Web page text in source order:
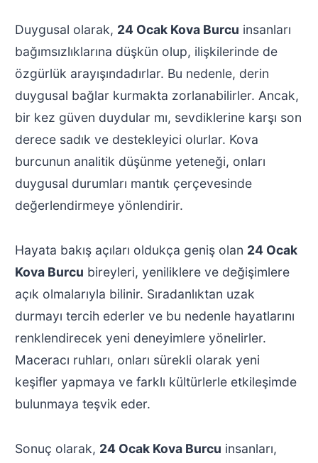
Duygusal olarak, 24 Ocak Kova Burcu insanları
bağımsızlıklarına düşkün olup, ilişkilerinde de
özgürlük arayışındadırlar. Bu nedenle, derin
duygusal bağlar kurmakta zorlanabilirler. Ancak,
bir kez güven duydular mı, sevdiklerine karşı son
derece sadık ve destekleyici olurlar. Kova
burcunun analitik düşünme yeteneği, onları
duygusal durumları mantık çerçevesinde
değerlendirmeye yönlendirir.
Hayata bakış açıları oldukça geniş olan 24 Ocak
Kova Burcu bireyleri, yeniliklere ve değişimlere
açık olmalarıyla bilinir. Sıradanlıktan uzak
durmayı tercih ederler ve bu nedenle hayatlarını
renklendirecek yeni deneyimlere yönelirler.
Maceracı ruhları, onları sürekli olarak yeni
keşifler yapmaya ve farklı kültürlerle etkileşimde
bulunmaya teşvik eder.
Sonuç olarak, 24 Ocak Kova Burcu insanları,